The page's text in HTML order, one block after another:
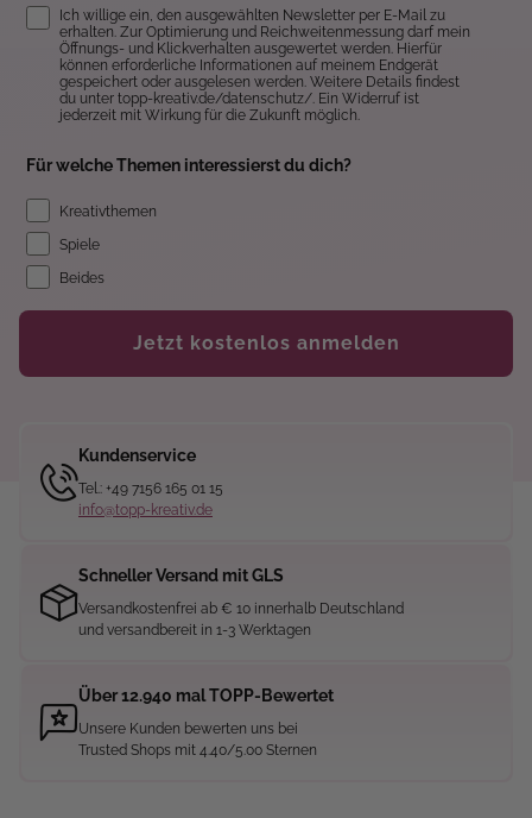
Einwilligung
Ich willige ein, den ausgewählten Newsletter per E-Mail zu
erhalten. Zur Optimierung und Reichweitenmessung darf mein
Öffnungs- und Klickverhalten ausgewertet werden. Hierfür
können erforderliche Informationen auf meinem Endgerät
gespeichert oder ausgelesen werden. Weitere Details findest
du unter topp-kreativ.de/datenschutz/. Ein Widerruf ist
jederzeit mit Wirkung für die Zukunft möglich.
Für welche Themen interessierst du dich?
Kreativthemen
Spiele
Beides
Jetzt kostenlos anmelden
Kundenservice
Tel.: +49 7156 165 01 15
info@topp-kreativ.de
Schneller Versand mit GLS
Versandkostenfrei ab € 10 innerhalb Deutschland
und versandbereit in 1-3 Werktagen
Über 12.940 mal TOPP-Bewertet
Unsere Kunden bewerten uns bei
Trusted Shops mit 4.40/5.00 Sternen